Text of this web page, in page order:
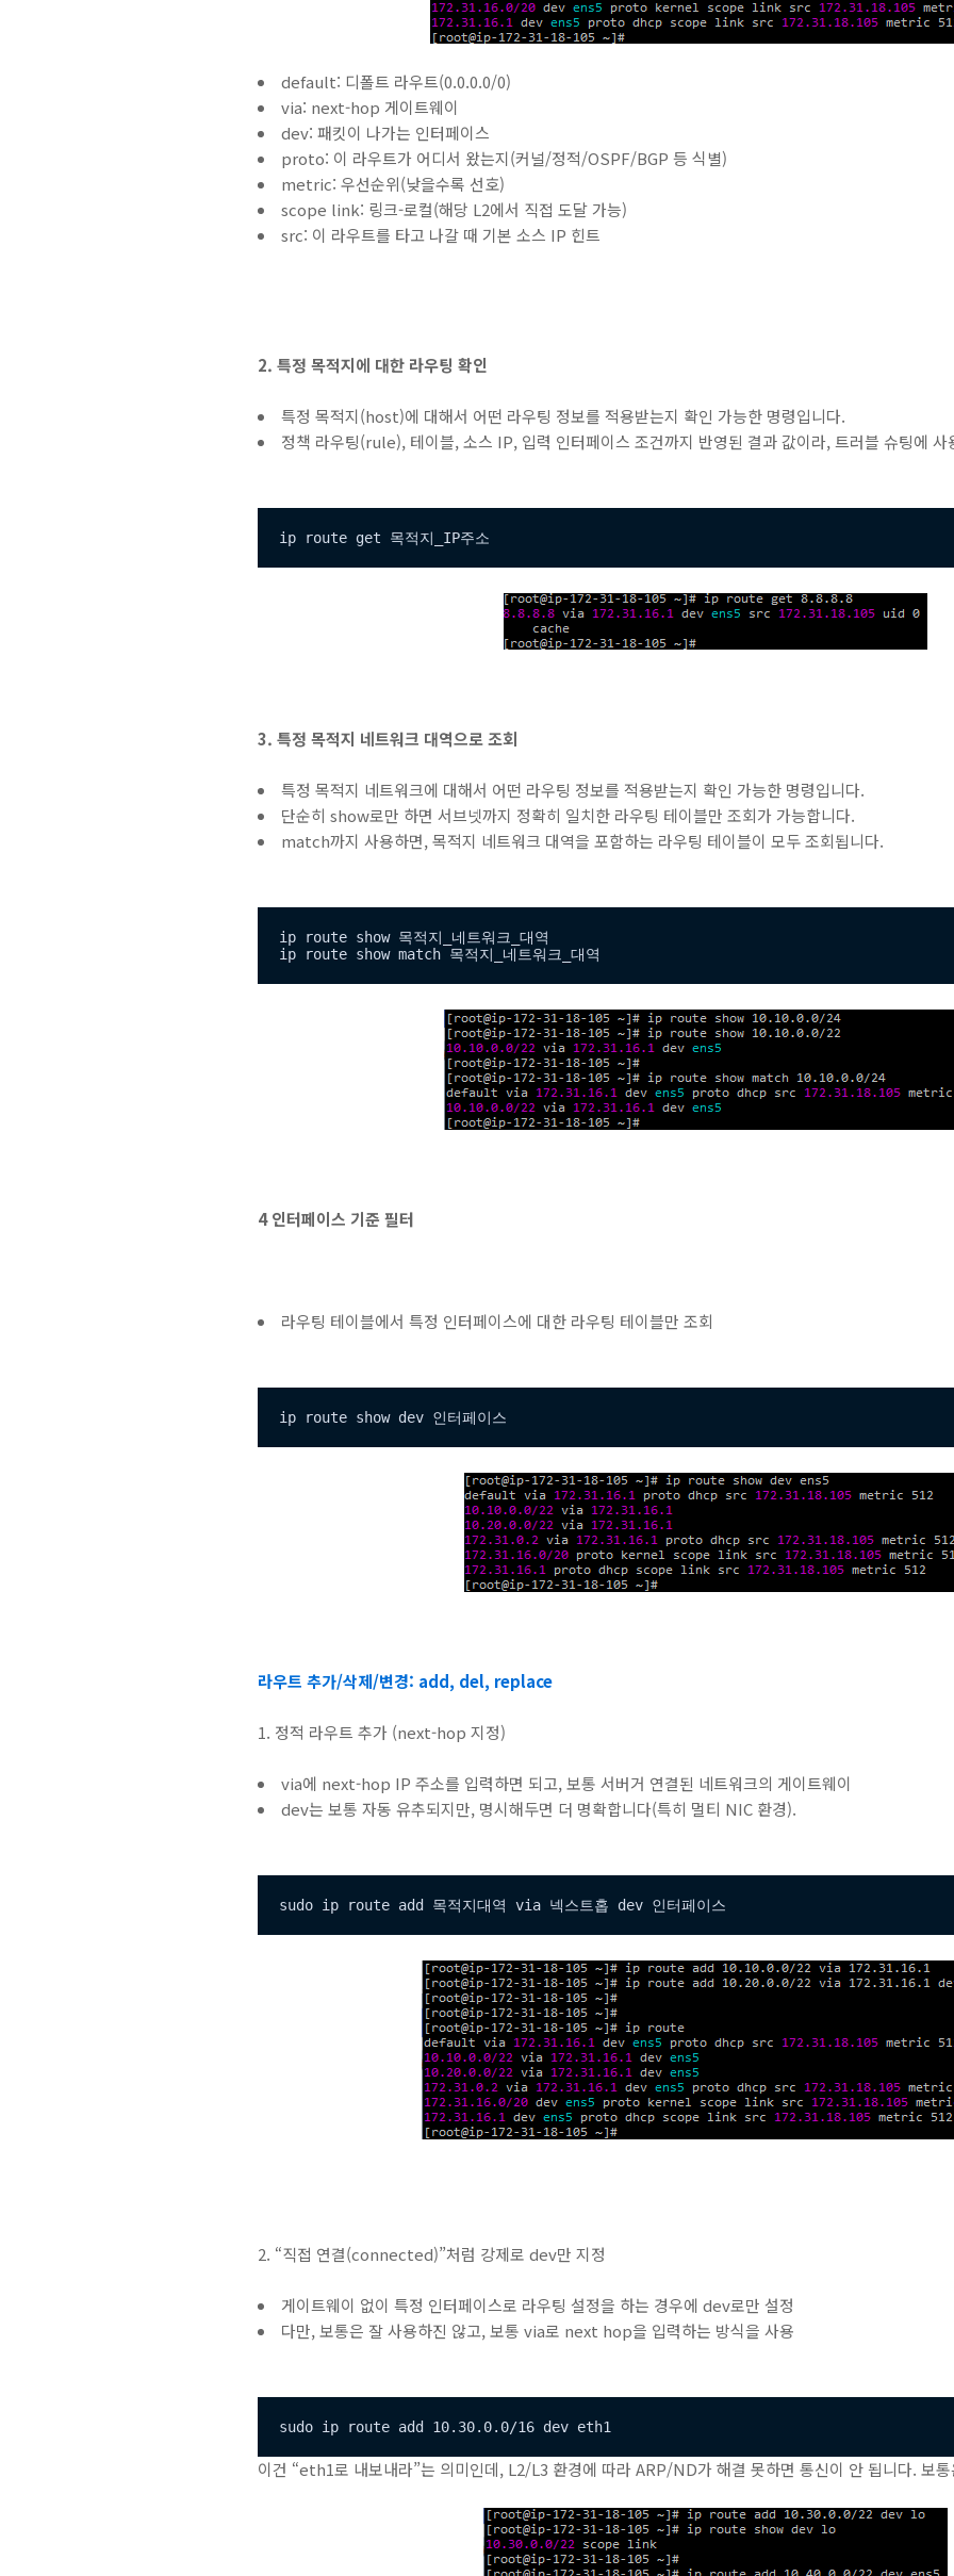
default: 디폴트 라우트(0.0.0.0/0)
via: next-hop 게이트웨이
dev: 패킷이 나가는 인터페이스
proto: 이 라우트가 어디서 왔는지(커널/정적/OSPF/BGP 등 식별)
metric: 우선순위(낮을수록 선호)
scope link: 링크-로컬(해당 L2에서 직접 도달 가능)
src: 이 라우트를 타고 나갈 때 기본 소스 IP 힌트
2. 특정 목적지에 대한 라우팅 확인
특정 목적지(host)에 대해서 어떤 라우팅 정보를 적용받는지 확인 가능한 명령입니다.
정책 라우팅(rule), 테이블, 소스 IP, 입력 인터페이스 조건까지 반영된 결과 값이라, 트러블 슈팅에 사
ip route get 목적지_IP주소
3. 특정 목적지 네트워크 대역으로 조회
특정 목적지 네트워크에 대해서 어떤 라우팅 정보를 적용받는지 확인 가능한 명령입니다.
단순히 show로만 하면 서브넷까지 정확히 일치한 라우팅 테이블만 조회가 가능합니다.
match까지 사용하면, 목적지 네트워크 대역을 포함하는 라우팅 테이블이 모두 조회됩니다.
ip route show 목적지_네트워크_대역
ip route show match 목적지_네트워크_대역
4 인터페이스 기준 필터
라우팅 테이블에서 특정 인터페이스에 대한 라우팅 테이블만 조회
ip route show dev 인터페이스
라우트 추가/삭제/변경: add, del, replace
1. 정적 라우트 추가 (next-hop 지정)
via에 next-hop IP 주소를 입력하면 되고, 보통 서버거 연결된 네트워크의 게이트웨이
dev는 보통 자동 유추되지만, 명시해두면 더 명확합니다(특히 멀티 NIC 환경).
sudo ip route add 목적지대역 via 넥스트홉 dev 인터페이스
2. “직접 연결(connected)”처럼 강제로 dev만 지정
게이트웨이 없이 특정 인터페이스로 라우팅 설정을 하는 경우에 dev로만 설정
다만, 보통은 잘 사용하진 않고, 보통 via로 next hop을 입력하는 방식을 사용
sudo ip route add 10.30.0.0/16 dev eth1
이건 “eth1로 내보내라”는 의미인데, L2/L3 환경에 따라 ARP/ND가 해결 못하면 통신이 안 됩니다. 보